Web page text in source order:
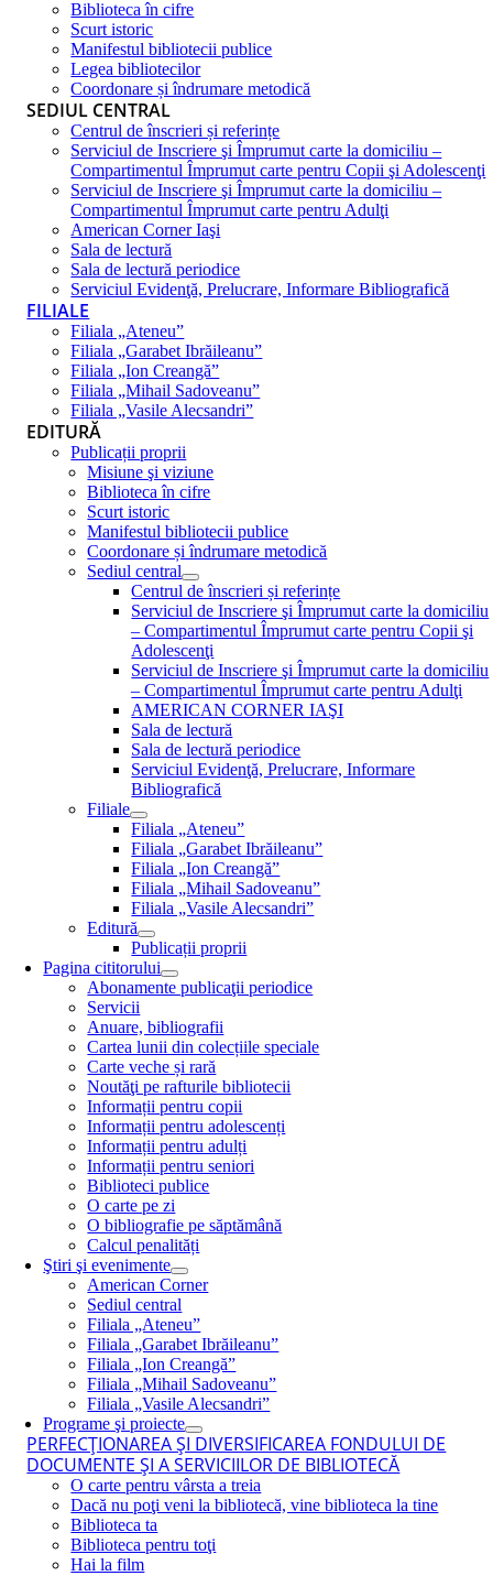
Biblioteca în cifre
Scurt istoric
Manifestul bibliotecii publice
Legea bibliotecilor
Coordonare și îndrumare metodică
SEDIUL CENTRAL
Centrul de înscrieri și referințe
Serviciul de Inscriere şi Împrumut carte la domiciliu –
Compartimentul Împrumut carte pentru Copii şi Adolescenţi
Serviciul de Inscriere şi Împrumut carte la domiciliu –
Compartimentul Împrumut carte pentru Adulţi
American Corner Iaşi
Sala de lectură
Sala de lectură periodice
Serviciul Evidenţă, Prelucrare, Informare Bibliografică
FILIALE
Filiala „Ateneu”
Filiala „Garabet Ibrăileanu”
Filiala „Ion Creangă”
Filiala „Mihail Sadoveanu”
Filiala „Vasile Alecsandri”
EDITURĂ
Publicații proprii
Misiune şi viziune
Biblioteca în cifre
Scurt istoric
Manifestul bibliotecii publice
Coordonare și îndrumare metodică
Sediul central
Centrul de înscrieri și referințe
Serviciul de Inscriere şi Împrumut carte la domiciliu
– Compartimentul Împrumut carte pentru Copii şi
Adolescenţi
Serviciul de Inscriere şi Împrumut carte la domiciliu
– Compartimentul Împrumut carte pentru Adulţi
AMERICAN CORNER IAŞI
Sala de lectură
Sala de lectură periodice
Serviciul Evidenţă, Prelucrare, Informare
Bibliografică
Filiale
Filiala „Ateneu”
Filiala „Garabet Ibrăileanu”
Filiala „Ion Creangă”
Filiala „Mihail Sadoveanu”
Filiala „Vasile Alecsandri”
Editură
Publicații proprii
Pagina cititorului
Abonamente publicaţii periodice
Servicii
Anuare, bibliografii
Cartea lunii din colecțiile speciale
Carte veche și rară
Noutăţi pe rafturile bibliotecii
Informații pentru copii
Informații pentru adolescenți
Informații pentru adulți
Informații pentru seniori
Biblioteci publice
O carte pe zi
O bibliografie pe săptămână
Calcul penalități
Ştiri şi evenimente
American Corner
Sediul central
Filiala „Ateneu”
Filiala „Garabet Ibrăileanu”
Filiala „Ion Creangă”
Filiala „Mihail Sadoveanu”
Filiala „Vasile Alecsandri”
Programe şi proiecte
PERFECŢIONAREA ŞI DIVERSIFICAREA FONDULUI DE
DOCUMENTE ŞI A SERVICIILOR DE BIBLIOTECĂ
O carte pentru vârsta a treia
Dacă nu poţi veni la bibliotecă, vine biblioteca la tine
Biblioteca ta
Biblioteca pentru toţi
Hai la film